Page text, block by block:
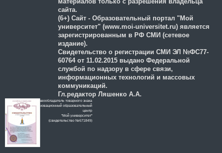
сайта.
(6+) Сайт - Образовательный портал "Мой
университет" (www.moi-universitet.ru) является
зарегистрированным в РФ СМИ (сетевое
издание).
Свидетельство о регистрации СМИ ЭЛ №ФС77-
60764 от 11.02.2015 выдано Федеральной
службой по надзору в сфере связи,
информационных технологий и массовых
коммуникаций.
Гл.редактор Ляшенко А.А.
Правообладатель товарного знака
Инновационный образовательный
цeнтр
"Мой университет"
(свидетельство №671849)